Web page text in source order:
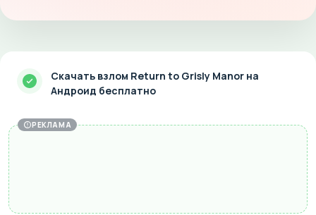
Скачать взлом Return to Grisly Manor на
Андроид бесплатно
РЕКЛАМА